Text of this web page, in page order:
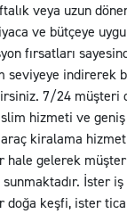
veya uzun
ve bütçeye
fırsatları
indirerek
7/24 müşteri
hizmeti ve
kiralama
hale gelerek
İster iş
doğa keşfi, ister